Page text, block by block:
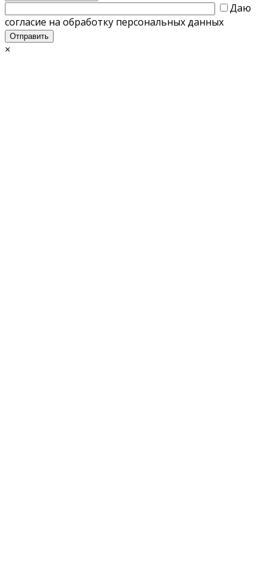
Даю
согласие на обработку персональных данных
×